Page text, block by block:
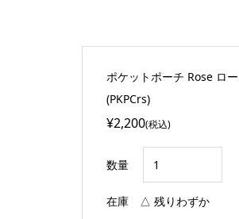
ポケットポーチ Rose ロ
(PKPCrs)
¥2,200(税込)
数量
在庫 △ 残りわずか